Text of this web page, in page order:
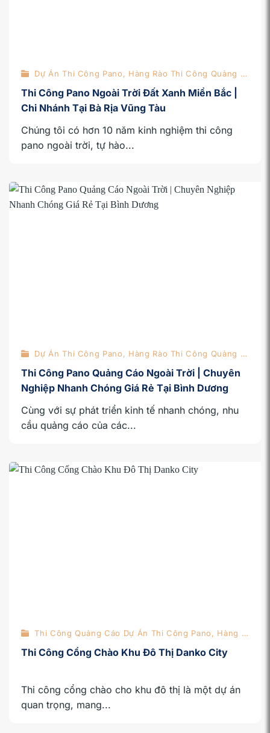
Dự Án Thi Công Pano, Hàng Rào Thi Công Quảng Cáo
Thi Công Pano Ngoài Trời Đất Xanh Miền Bắc |
Chi Nhánh Tại Bà Rịa Vũng Tàu
Chúng tôi có hơn 10 năm kinh nghiệm thi công
pano ngoài trời, tự hào...
Dự Án Thi Công Pano, Hàng Rào Thi Công Quảng Cáo
Thi Công Pano Quảng Cáo Ngoài Trời | Chuyên
Nghiệp Nhanh Chóng Giá Rẻ Tại Bình Dương
Cùng với sự phát triển kinh tế nhanh chóng, nhu
cầu quảng cáo của các...
Thi Công Quảng Cáo Dự Án Thi Công Pano, Hàng Rào
Thi Công Cổng Chào Khu Đô Thị Danko City
Thi công cổng chào cho khu đô thị là một dự án
quan trọng, mang...